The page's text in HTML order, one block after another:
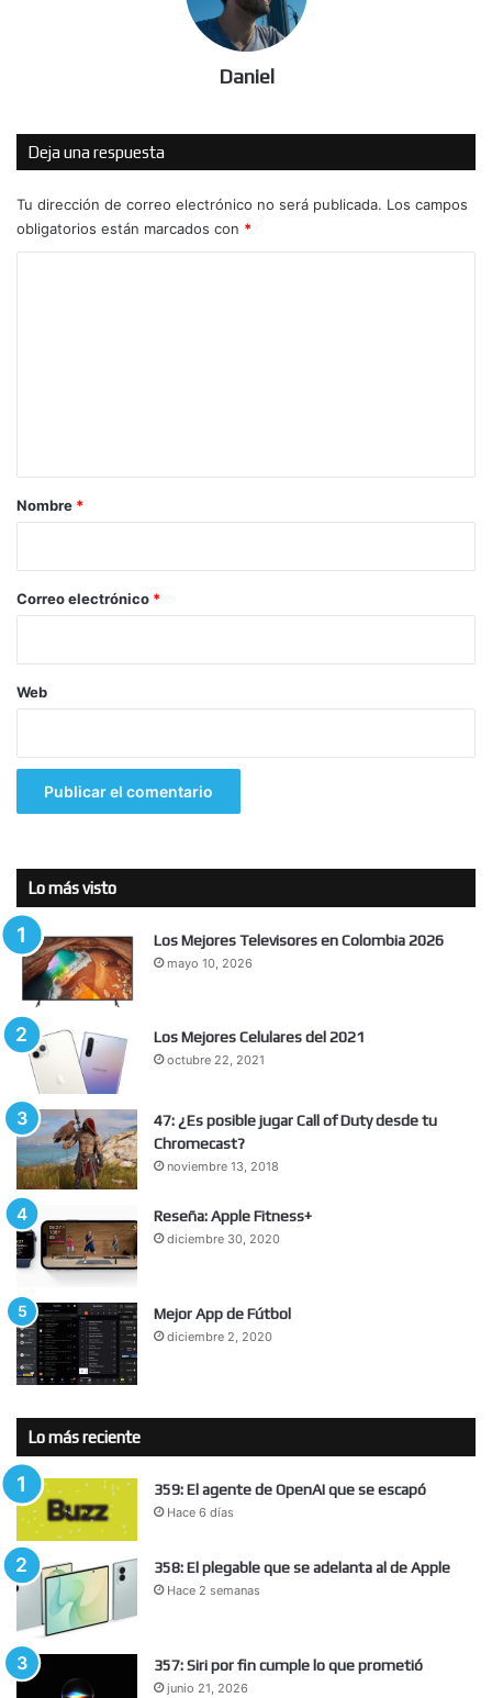
Daniel
Deja una respuesta
Tu dirección de correo electrónico no será publicada. Los campos
obligatorios están marcados con *
r
*
Nombre *
Correo electrónico *
Web
Lo más visto
Los Mejores Televisores en Colombia 2026
mayo 10, 2026
Los Mejores Celulares del 2021
octubre 22, 2021
47: ¿Es posible jugar Call of Duty desde tu
Chromecast?
noviembre 13, 2018
Reseña: Apple Fitness+
diciembre 30, 2020
Mejor App de Fútbol
diciembre 2, 2020
Lo más reciente
359: El agente de OpenAI que se escapó
Hace 6 días
358: El plegable que se adelanta al de Apple
Hace 2 semanas
357: Siri por fin cumple lo que prometió
junio 21, 2026